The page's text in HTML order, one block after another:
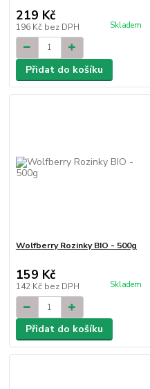
219 Kč
196 Kč bez DPH Skladem
Přidat do košíku
Wolfberry Rozinky BIO - 500g
159 Kč
142 Kč bez DPH Skladem
Přidat do košíku